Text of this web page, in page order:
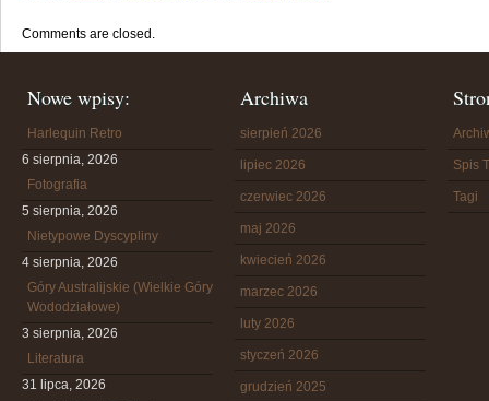
Comments are closed.
Nowe wpisy:
Harlequin Retro
6 sierpnia, 2026
Fotografia
5 sierpnia, 2026
Nietypowe Dyscypliny
4 sierpnia, 2026
Góry Australijskie (Wielkie Góry
Wododziałowe)
3 sierpnia, 2026
Literatura
31 lipca, 2026
Archiwa
sierpień 2026
lipiec 2026
czerwiec 2026
maj 2026
kwiecień 2026
marzec 2026
luty 2026
styczeń 2026
grudzień 2025
Spis
Tagi